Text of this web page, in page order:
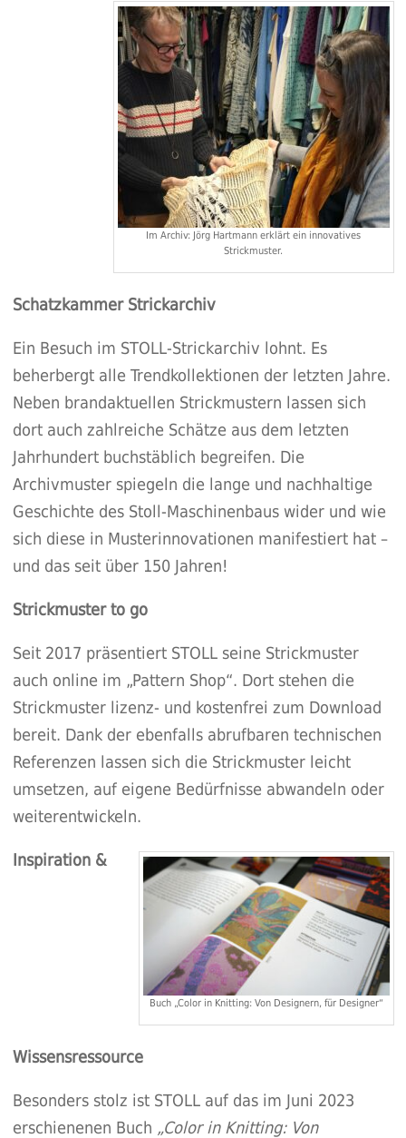
Im Archiv: Jörg Hartmann erklärt ein innovatives
Strickmuster.
Schatzkammer Strickarchiv
Ein Besuch im STOLL-Strickarchiv lohnt. Es
beherbergt alle Trendkollektionen der letzten Jahre.
Neben brandaktuellen Strickmustern lassen sich
dort auch zahlreiche Schätze aus dem letzten
Jahrhundert buchstäblich begreifen. Die
Archivmuster spiegeln die lange und nachhaltige
Geschichte des Stoll-Maschinenbaus wider und wie
sich diese in Musterinnovationen manifestiert hat –
und das seit über 150 Jahren!
Strickmuster to go
Seit 2017 präsentiert STOLL seine Strickmuster
auch online im „Pattern Shop“. Dort stehen die
Strickmuster lizenz- und kostenfrei zum Download
bereit. Dank der ebenfalls abrufbaren technischen
Referenzen lassen sich die Strickmuster leicht
umsetzen, auf eigene Bedürfnisse abwandeln oder
weiterentwickeln.
Buch „Color in Knitting: Von Designern, für Designer“
Inspiration &
Wissensressource
Besonders stolz ist STOLL auf das im Juni 2023
erschienenen Buch „Color in Knitting: Von